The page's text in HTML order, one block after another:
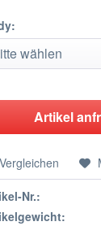
Artikel
Vergleichen
Nr.: